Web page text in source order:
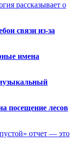
рассказывает о
связи из-за
имена
посещение лесов
отчет — это